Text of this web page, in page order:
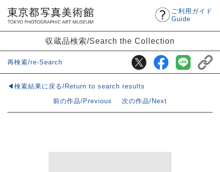
ご利用ガイド
Guide
収蔵品検索/Search the Collection
再検索/re-Search
◀検索結果に戻る/Return to search results
前の作品/Previous
次の作品/Next